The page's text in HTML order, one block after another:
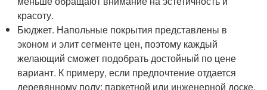
красоту.
Бюджет. Напольные покрытия представлены в
эконом и элит сегменте цен, поэтому каждый
желающий сможет подобрать достойный по цене
вариант. К примеру, если предпочтение отдается
деревянному полу: паркетной или инженерной доске,